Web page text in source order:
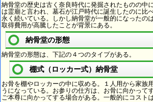
納骨堂の歴史は古く奈良時代に発掘されたものの中
は霊廟と言われ、墓石が江戸時代に誕生したのに比
永く続いている。しかし納骨堂が一般的になったの
取得費用が高騰したことが背景にある。
納骨堂の形態
納骨堂の形態は、下記の４つのタイプがある。
棚式（ロッカー式）納骨堂
お骨を棚やロッカーの中に収める。１人用から家族
うになっている。お参りの仕方は、お骨に向かって
ご本尊に向かってする場合がある。一般的にコスト